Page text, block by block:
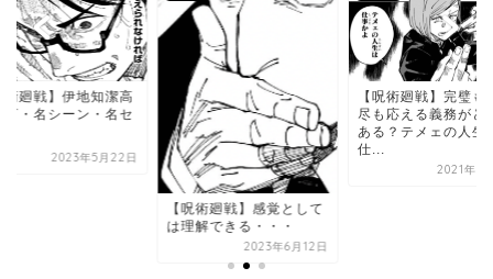
術廻戦】伊地知潔高
言・名シーン・名セ
2023年5月22日
【呪術廻戦】感覚として
は理解できる・・・
2023年6月12日
【呪術廻戦】完璧も
尽も応える義務がど
ある？テメェの人生
仕...
2021年8